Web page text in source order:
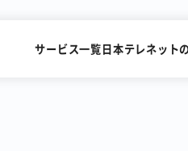
サービス一覧日本テレネット